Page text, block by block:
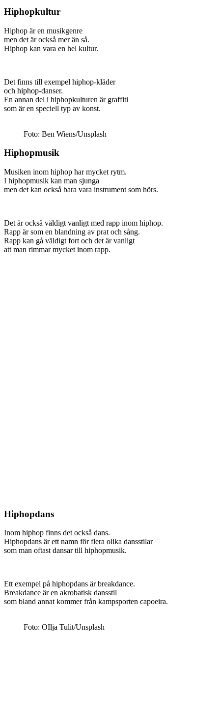
Hiphopkultur
Hiphop är en musikgenre
men det är också mer än så.
Hiphop kan vara en hel kultur.
Det finns till exempel hiphop-kläder
och hiphop-danser.
En annan del i hiphopkulturen är graffiti
som är en speciell typ av konst.
Foto: Ben Wiens/Unsplash
Hiphopmusik
Musiken inom hiphop har mycket rytm.
I hiphopmusik kan man sjunga
men det kan också bara vara instrument som hörs.
Det är också väldigt vanligt med rapp inom hiphop.
Rapp är som en blandning av prat och sång.
Rapp kan gå väldigt fort och det är vanligt
att man rimmar mycket inom rapp.
Hiphopdans
Inom hiphop finns det också dans.
Hiphopdans är ett namn för flera olika dansstilar
som man oftast dansar till hiphopmusik.
Ett exempel på hiphopdans är breakdance.
Breakdance är en akrobatisk dansstil
som bland annat kommer från kampsporten capoeira.
Foto: OIlja Tulit/Unsplash